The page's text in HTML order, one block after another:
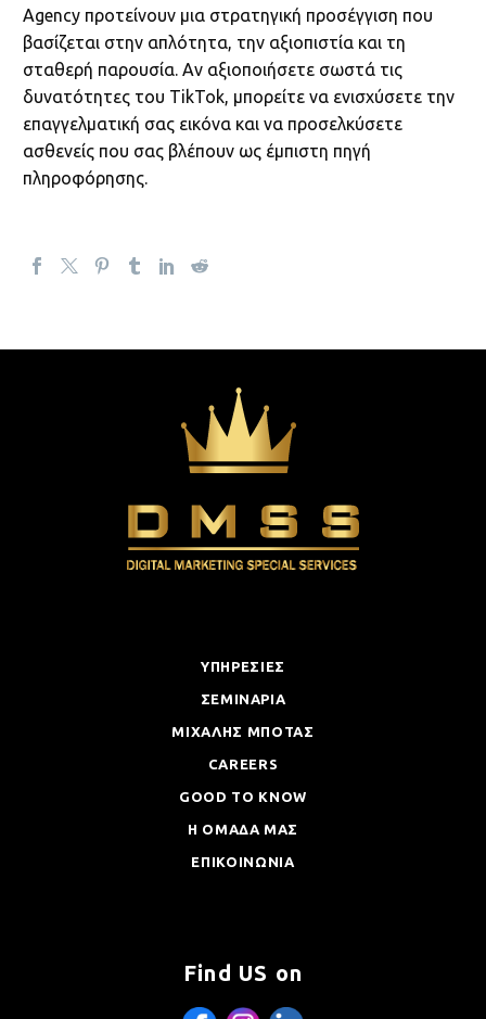
Agency προτείνουν μια στρατηγική προσέγγιση που
βασίζεται στην απλότητα, την αξιοπιστία και τη
σταθερή παρουσία. Αν αξιοποιήσετε σωστά τις
δυνατότητες του TikTok, μπορείτε να ενισχύσετε την
επαγγελματική σας εικόνα και να προσελκύσετε
ασθενείς που σας βλέπουν ως έμπιστη πηγή
πληροφόρησης.
ΥΠΗΡΕΣΙΕΣ
ΣΕΜΙΝΑΡΙΑ
ΜΙΧΑΛΗΣ ΜΠΟΤΑΣ
CAREERS
GOOD TO KNOW
Η ΟΜΑΔΑ ΜΑΣ
ΕΠΙΚΟΙΝΩΝΙΑ
Find US on